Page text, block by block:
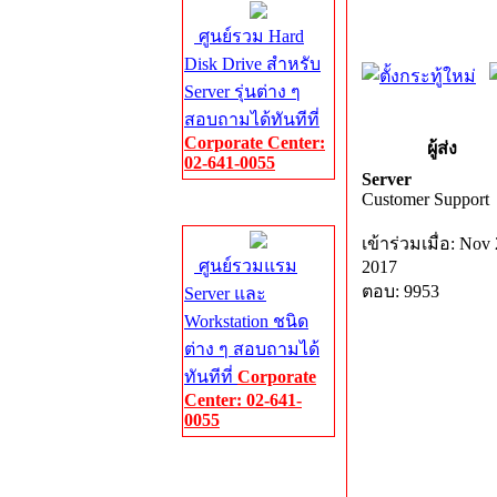
ศูนย์รวม Hard
Disk Drive สำหรับ
Server รุ่นต่าง ๆ
สอบถามได้ทันทีที่
Corporate Center:
02-641-0055
ศูนย์รวมแรม
Server และ
Workstation ชนิด
ต่าง ๆ สอบถามได้
ทันทีที่ Corporate
Center: 02-641-
0055
ผู้ส่ง
Server
Customer Support
เข้าร่วมเมื่อ: Nov
2017
ตอบ: 9953